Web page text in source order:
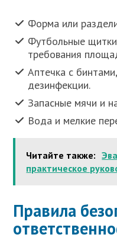
Форма или
Футбольные
требования
Аптечка с
дезинфекции.
Запасные мячи и
Вода и мелкие
Читайте также:
практическое
Правила